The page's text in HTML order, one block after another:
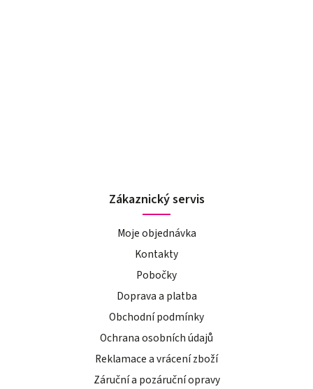
Zákaznický servis
Moje objednávka
Kontakty
Pobočky
Doprava a platba
Obchodní podmínky
Ochrana osobních údajů
Reklamace a vrácení zboží
Záruční a pozáruční opravy